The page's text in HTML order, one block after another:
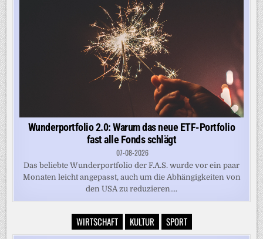
Wunderportfolio 2.0: Warum das neue ETF-Portfolio
fast alle Fonds schlägt
07-08-2026
Das beliebte Wunderportfolio der F.A.S. wurde vor ein paar
Monaten leicht angepasst, auch um die Abhängigkeiten von
den USA zu reduzieren....
WIRTSCHAFT KULTUR SPORT